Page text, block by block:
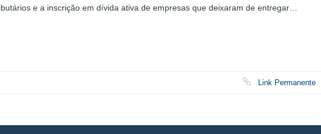
e a inscrição em dívida ativa de empresas que deixaram de entregar…
Link Permanente